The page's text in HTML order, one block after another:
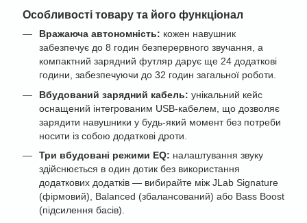
Особливості товару та його функціонал
Вражаюча автономність: кожен навушник
забезпечує до 8 годин безперервного звучання, а
компактний зарядний футляр дарує ще 24 додаткові
години, забезпечуючи до 32 годин загальної роботи.
Вбудований зарядний кабель: унікальний кейс
оснащений інтегрованим USB-кабелем, що дозволяє
зарядити навушники у будь-який момент без потреби
носити із собою додаткові дроти.
Три вбудовані режими EQ: налаштування звуку
здійснюється в один дотик без використання
додаткових додатків — вибирайте між JLab Signature
(фірмовий), Balanced (збалансований) або Bass Boost
(підсилення басів).